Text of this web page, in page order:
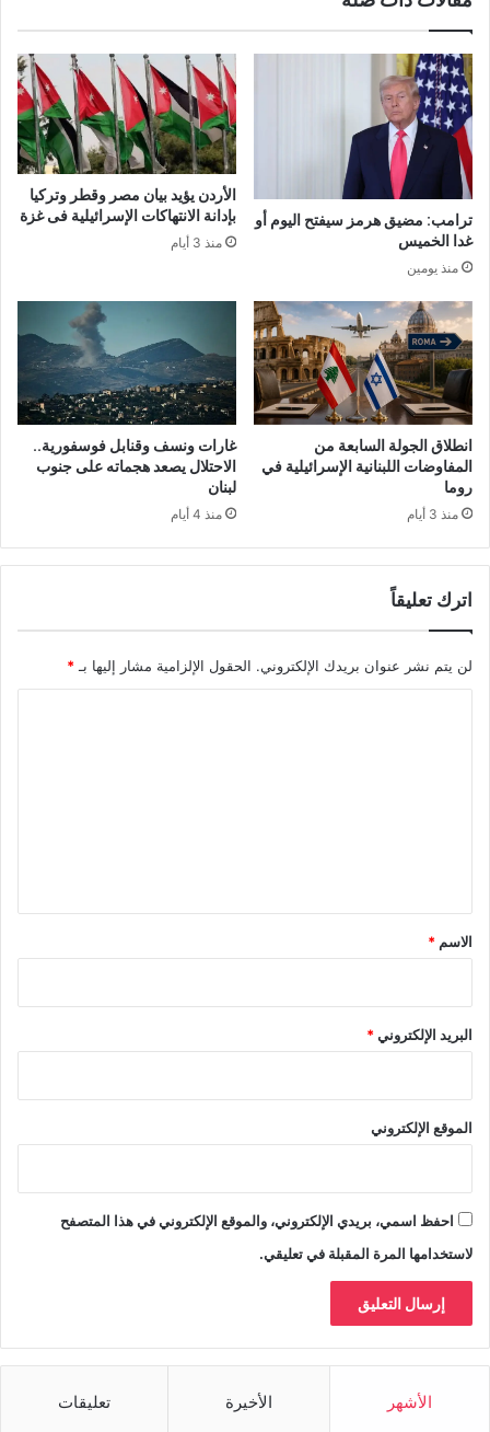
ترامب: مضيق هرمز سيفتح اليوم أو
غدا الخميس
منذ يومين
الأردن يؤيد بيان مصر وقطر وتركيا
بإدانة الانتهاكات الإسرائيلية فى غزة
منذ 3 أيام
انطلاق الجولة السابعة من
المفاوضات اللبنانية الإسرائيلية في
روما
منذ 3 أيام
غارات ونسف وقنابل فوسفورية..
الاحتلال يصعد هجماته على جنوب
لبنان
منذ 4 أيام
اترك تعليقاً
لن يتم نشر عنوان بريدك الإلكتروني. الحقول الإلزامية مشار إليها بـ *
*
الاسم *
البريد الإلكتروني*
الموقع الإلكتروني
احفظ اسمي، بريدي الإلكتروني، والموقع الإلكتروني في هذا المتصفح
لاستخدامها المرة المقبلة في تعليقي.
الأشهر الأخيرة تعليقات